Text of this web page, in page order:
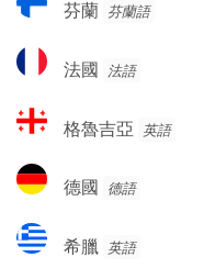
亞
蘭
芬蘭 芬蘭語
法
國
法國 法語
格
魯
亞
格魯吉亞 英語
德
國
德國 德語
希
臘
希臘 英語